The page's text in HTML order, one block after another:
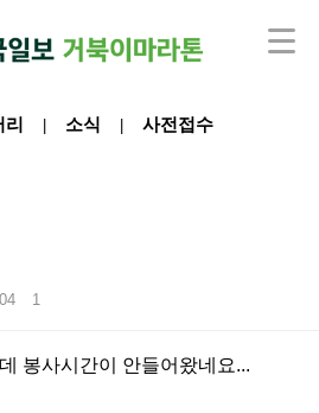
리 소식 사전접수
1
봉사시간이 안들어왔네요...